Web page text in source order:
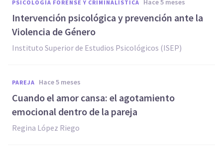
PSICOLOGÍA FORENSE Y CRIMINALÍSTICA hace 5 meses
Intervención psicológica y prevención ante la
Violencia de Género
Instituto Superior de Estudios Psicológicos (ISEP)
PAREJA hace 5 meses
Cuando el amor cansa: el agotamiento
emocional dentro de la pareja
Regina López Riego